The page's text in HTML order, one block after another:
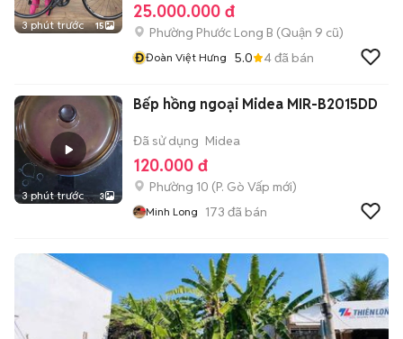
3 phút trước 15
25.000.000 đ
Phường Phước Long B (Quận 9 cũ)
ĐĐoàn Việt Hưng 5.0 4đã bán
3 phút trước 3
Bếp hồng ngoại Midea MIR-B2015DD
Đã sử dụng Midea
120.000 đ
Phường 10 (P. Gò Vấp mới)
Minh Long 173 đã bán